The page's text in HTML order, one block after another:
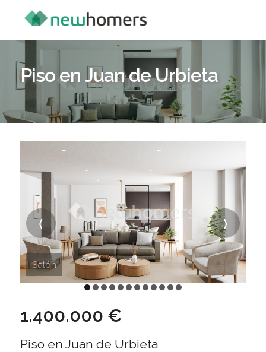
Piso en Juan de Urbieta
Salón
〈 〉
1.400.000 €
Piso en Juan de Urbieta